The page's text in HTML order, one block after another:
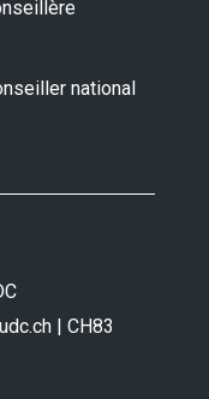
national
| CH83